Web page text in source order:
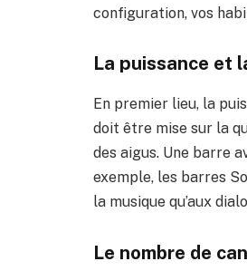
configuration, vos
La puissance et
En premier lieu, la
doit être mise sur la
des aigus. Une barre
exemple, les barres
la musique qu’aux
Le nombre de